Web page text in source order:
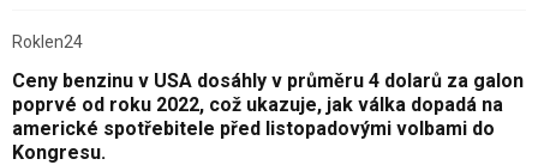
Roklen24
Ceny benzinu v USA dosáhly v průměru 4 dolarů za galon
poprvé od roku 2022, což ukazuje, jak válka dopadá na
americké spotřebitele před listopadovými volbami do
Kongresu.